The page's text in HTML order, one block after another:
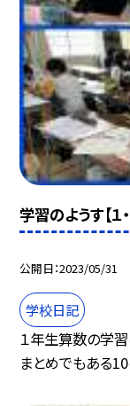
学習のようす【１
公開日 2023/05/31
学校日記
１年生算数の学習
まとめでもある